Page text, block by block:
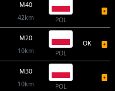
M40
42km
POL
M20
10km
POL
OK
M30
10km
POL